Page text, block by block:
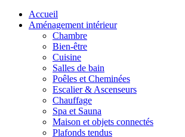
Accueil
Aménagement intérieur
Chambre
Bien-être
Cuisine
Salles de bain
Poêles et Cheminées
Escalier & Ascenseurs
Chauffage
Spa et Sauna
Maison et objets connectés
Plafonds tendus